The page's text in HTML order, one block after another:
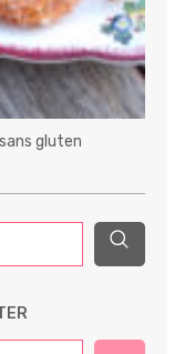
gluten